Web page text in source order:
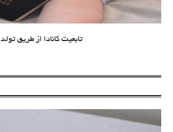
تابعیت کانادا از طریق تولد